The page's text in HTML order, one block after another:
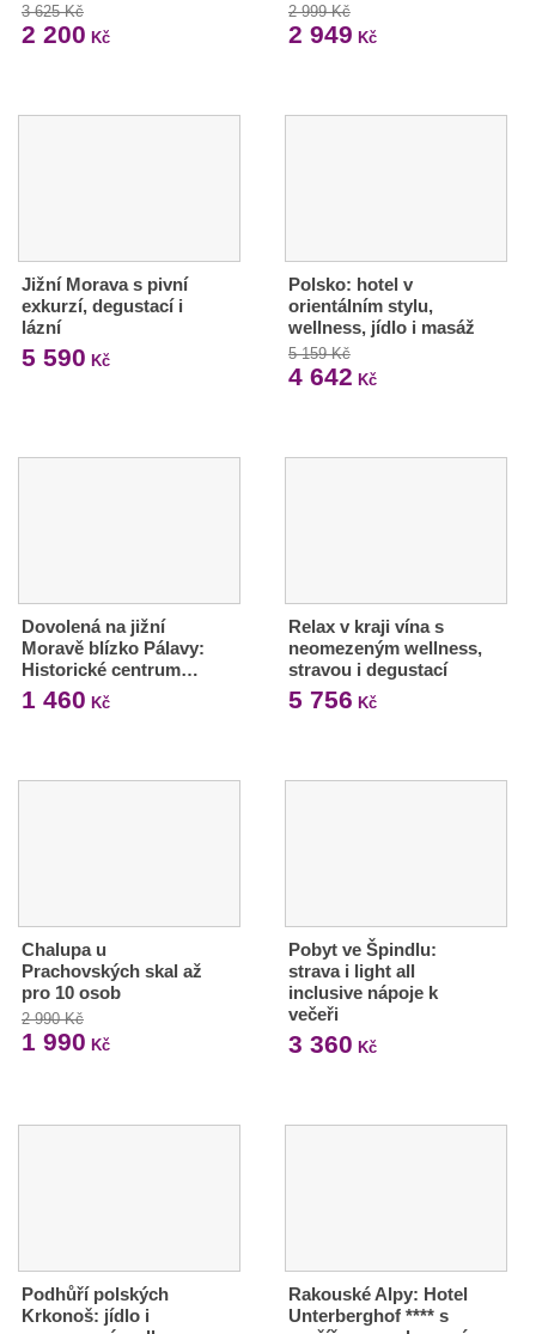
3 625 Kč
2 200 Kč
2 999 Kč
2 949 Kč
Jižní Morava s pivní
exkurzí, degustací i
lázní
5 590 Kč
Polsko: hotel v
orientálním stylu,
wellness, jídlo i masáž
5 159 Kč
4 642 Kč
Dovolená na jižní
Moravě blízko Pálavy:
Historické centrum…
1 460 Kč
Relax v kraji vína s
neomezeným wellness,
stravou i degustací
5 756 Kč
Chalupa u
Prachovských skal až
pro 10 osob
2 990 Kč
1 990 Kč
Pobyt ve Špindlu:
strava i light all
inclusive nápoje k
večeři
3 360 Kč
Podhůří polských
Krkonoš: jídlo i
Rakouské Alpy: Hotel
Unterberghof **** s